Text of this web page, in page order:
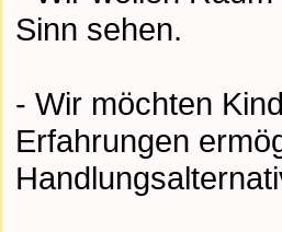
Sinn sehen.
- Wir möchten
Erfahrungen